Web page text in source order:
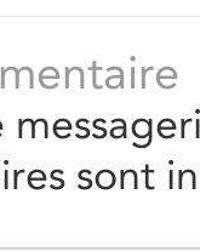
sont